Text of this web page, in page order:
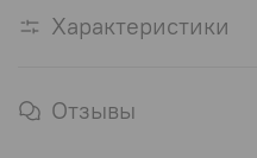
Характеристики
Отзывы